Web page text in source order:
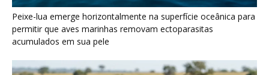
Peixe-lua emerge horizontalmente na superfície oceânica para
permitir que aves marinhas removam ectoparasitas
acumulados em sua pele